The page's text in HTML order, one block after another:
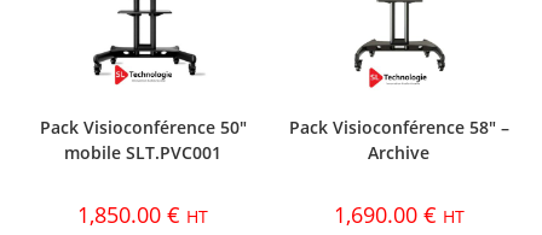
Pack Visioconférence 50″
mobile SLT.PVC001
1,850.00€ HT
Pack Visioconférence 58″ –
Archive
1,690.00 € HT